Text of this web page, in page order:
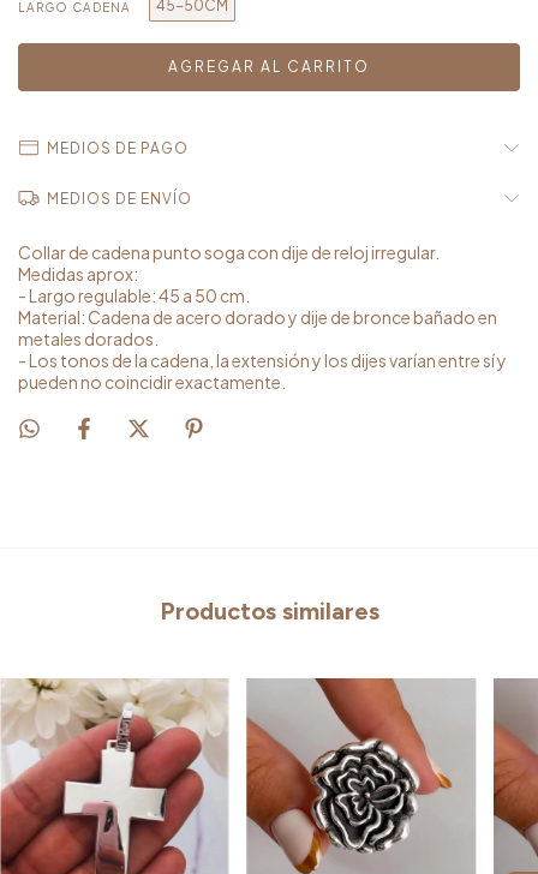
LARGO CADENA 45-50CM
MEDIOS DE PAGO
MEDIOS DE ENVÍO
Collar de cadena punto soga con dije de reloj irregular.
Medidas aprox:
- Largo regulable: 45 a 50 cm.
Material: Cadena de acero dorado y dije de bronce bañado en
metales dorados.
- Los tonos de la cadena, la extensión y los dijes varían entre sí y
pueden no coincidir exactamente.
Productos similares